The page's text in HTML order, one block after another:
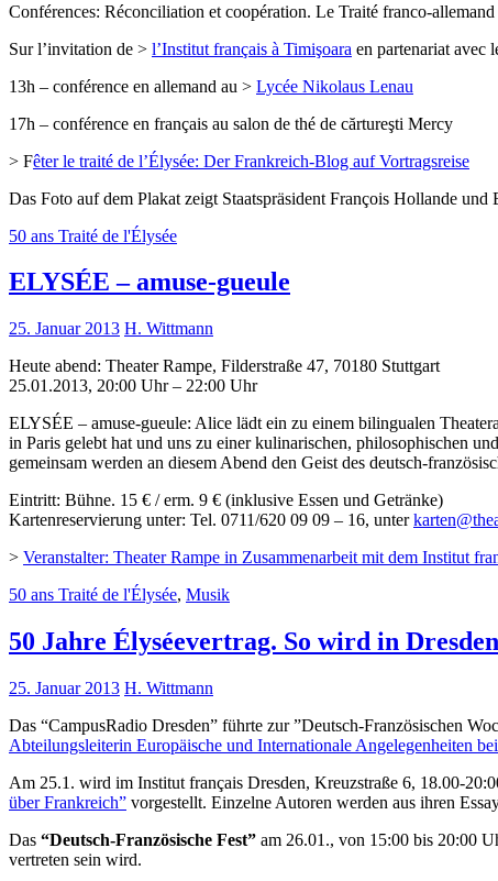
Conférences: Réconciliation et coopération. Le Traité franco-allemand
Sur l’invitation de > l’Institut français à Timişoara en partenariat avec
13h – conférence en allemand au > Lycée Nikolaus Lenau
17h – conférence en français au salon de thé de cărtureşti Mercy
> Fêter le traité de l’Élysée: Der Frankreich-Blog auf Vortragsreise
Das Foto auf dem Plakat zeigt Staatspräsident François Hollande
50 ans Traité de l'Élysée
ELYSÉE – amuse-gueule
25. Januar 2013 H. Wittmann
Heute abend: Theater Rampe, Filderstraße 47, 70180 Stuttgart
25.01.2013, 20:00 Uhr – 22:00 Uhr
ELYSÉE – amuse-gueule: Alice lädt ein zu einem bilingualen
in Paris gelebt hat und uns zu einer kulinarischen, philosophischen
gemeinsam werden an diesem Abend den Geist des deutsch-
Eintritt: Bühne. 15 € / erm. 9 € (inklusive Essen und Getränke)
Kartenreservierung unter: Tel. 0711/620 09 09 – 16, unter
> Veranstalter: Theater Rampe in Zusammenarbeit mit dem Institut
50 ans Traité de l'Élysée, Musik
50 Jahre Élyséevertrag. So wird in
25. Januar 2013 H. Wittmann
Das “CampusRadio Dresden” führte zur ”Deutsch-Französischen
Abteilungsleiterin Europäische und Internationale Angelegenheiten
Am 25.1. wird im Institut français Dresden, Kreuzstraße 6, 18.00-
über Frankreich” vorgestellt. Einzelne Autoren werden aus ihren
Das “Deutsch-Französische Fest” am 26.01., von 15:00 bis 20:00
vertreten sein wird.